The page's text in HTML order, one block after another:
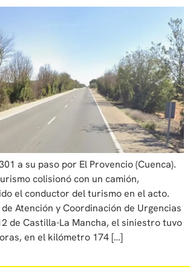
a su paso por El Provencio (Cuenca).
colisionó con un camión,
el conductor del turismo en el acto.
Atención y Coordinación de Urgencias
de Castilla-La Mancha, el siniestro tuvo
en el kilómetro 174 […]